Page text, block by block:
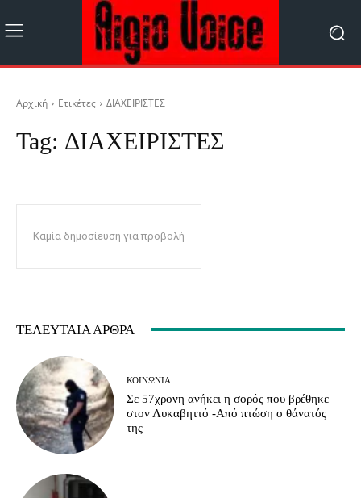
Αρχική Ετικέτες ΔΙΑΧΕΙΡΙΣΤΕΣ
Tag: ΔΙΑΧΕΙΡΙΣΤΕΣ
Καμία δημοσίευση για προβολή
ΤΕΛΕΥΤΑΊΑ ΆΡΘΡΑ
ΚΟΙΝΩΝΊΑ
Σε 57χρονη ανήκει η σορός που βρέθηκε
στον Λυκαβηττό -Από πτώση ο θάνατός
της